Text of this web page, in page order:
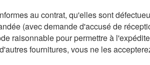
au contrat, qu'elles sont
(avec demande d'accusé de
raisonnable pour permettre à
fournitures, vous ne les